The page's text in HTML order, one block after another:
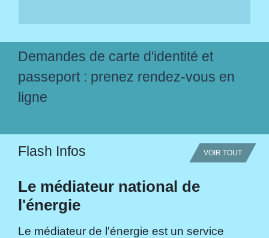
Demandes de carte d'identité et
passeport : prenez rendez-vous en
ligne
Flash Infos VOIR TOUT
Le médiateur national de
l'énergie
Le médiateur de l'énergie est un service